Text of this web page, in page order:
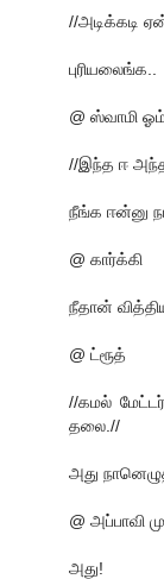
//அடிக்கடி
புரியலைங்க..
@ ஸ்வாமி
//இந்த ஈ
நீங்க ஈன்னு
@ கார்க்கி
நீதான்
@ ட்ரூத்
//கமல்
தலை.//
அது
@ அப்பாவி
அது!